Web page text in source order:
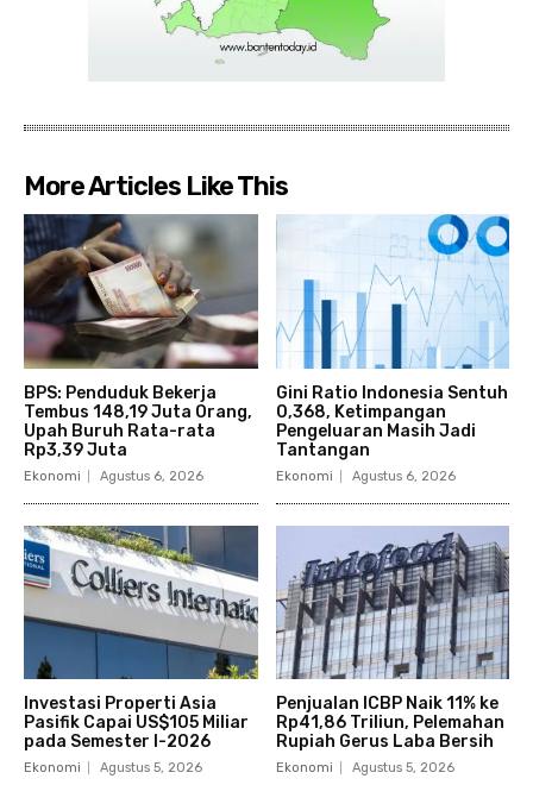
More Articles Like This
BPS: Penduduk Bekerja
Tembus 148,19 Juta Orang,
Upah Buruh Rata-rata
Rp3,39 Juta
Ekonomi Agustus 6, 2026
Gini Ratio Indonesia Sentuh
0,368, Ketimpangan
Pengeluaran Masih Jadi
Tantangan
Ekonomi Agustus 6, 2026
Investasi Properti Asia
Pasifik Capai US$105 Miliar
pada Semester I-2026
Ekonomi Agustus 5, 2026
Penjualan ICBP Naik 11% ke
Rp41,86 Triliun, Pelemahan
Rupiah Gerus Laba Bersih
Ekonomi Agustus 5, 2026